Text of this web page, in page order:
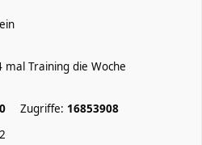
mal Training die Woche
Zugriffe: 16853908